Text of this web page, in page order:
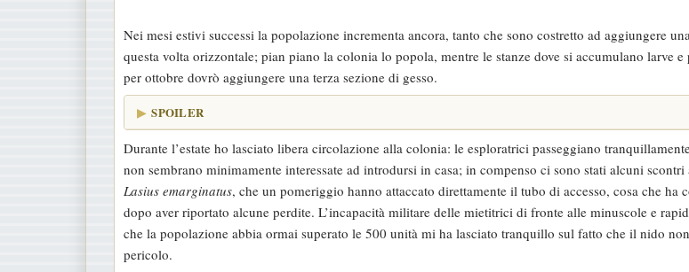
Nei mesi estivi successi la popolazione incrementa ancora, tanto che sono costretto ad aggiungere
questa volta orizzontale; pian piano la colonia lo popola, mentre le stanze dove si accumulano larve
per ottobre dovrò aggiungere una terza sezione di gesso.
SPOILER
Durante l’estate ho lasciato libera circolazione alla colonia: le esploratrici passeggiano
non sembrano minimamente interessate ad introdursi in casa; in compenso ci sono stati alcuni
Lasius emarginatus, che un pomeriggio hanno attaccato direttamente il tubo di accesso, cosa che ha
dopo aver riportato alcune perdite. L’incapacità militare delle mietitrici di fronte alle minuscole e
che la popolazione abbia ormai superato le 500 unità mi ha lasciato tranquillo sul fatto che il nido non
pericolo.